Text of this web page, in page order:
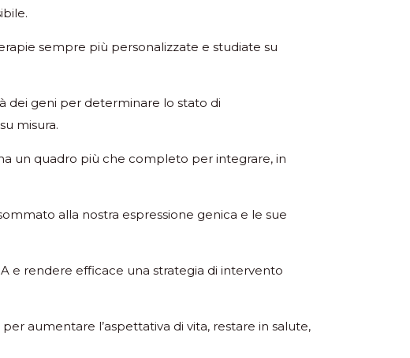
sempre più personalizzate e studiate su
dei geni per determinare lo stato di
misura.
un quadro più che completo per integrare, in
alla nostra espressione genica e le sue
e rendere efficace una strategia di intervento
aumentare l’aspettativa di vita, restare in salute,